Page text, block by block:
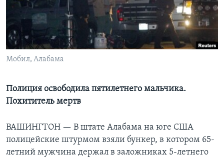
Learning English
СОЦИАЛЬНЫЕ СЕТИ
Языки
Мобил, Алабама
Полиция освободила пятилетнего мальчика.
Похититель мертв
ВАШИНГТОН — В штате Алабама на юге США
полицейские штурмом взяли бункер, в котором 65-
летний мужчина держал в заложниках 5-летнего